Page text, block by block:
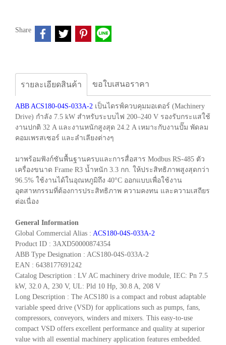
Share
รายละเอียดสินค้า ขอใบเสนอราคา
ABB ACS180-04S-033A-2 เป็นไดรฟ์ควบคุมมอเตอร์ (Machinery
Drive) กำลัง 7.5 kW สำหรับระบบไฟ 200–240 V รองรับกระแสใช้
งานปกติ 32 A และงานหนักสูงสุด 24.2 A เหมาะกับงานปั๊ม พัดลม
คอมเพรสเซอร์ และลำเลียงต่างๆ
มาพร้อมฟังก์ชันพื้นฐานครบและการสื่อสาร Modbus RS-485 ตัว
เครื่องขนาด Frame R3 น้ำหนัก 3.3 กก. ให้ประสิทธิภาพสูงสุดกว่า
96.5% ใช้งานได้ในอุณหภูมิถึง 40°C ออกแบบเพื่อใช้งาน
อุตสาหกรรมที่ต้องการประสิทธิภาพ ความคงทน และความเสถียร
ต่อเนื่อง
General Information
Global Commercial Alias : ACS180-04S-033A-2
Product ID : 3AXD50000874354
ABB Type Designation : ACS180-04S-033A-2
EAN : 6438177691242
Catalog Description : LV AC machinery drive module, IEC: Pn 7.5
kW, 32.0 A, 230 V, UL: Pld 10 Hp, 30.8 A, 208 V
Long Description : The ACS180 is a compact and robust adaptable
variable speed drive (VSD) for applications such as pumps, fans,
compressors, conveyors, winders and mixers. This easy-to-use
compact VSD offers excellent performance and quality at superior
value with all essential machinery application features embedded.